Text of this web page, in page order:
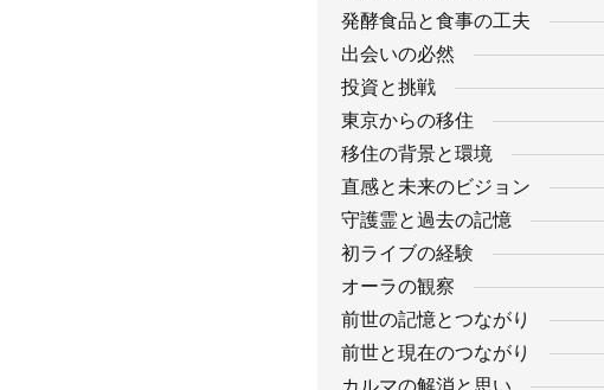
発酵食品と食事の工夫
出会いの必然
投資と挑戦
東京からの移住
移住の背景と環境
直感と未来のビジョン
守護霊と過去の記憶
初ライブの経験
オーラの観察
前世の記憶とつながり
前世と現在のつながり